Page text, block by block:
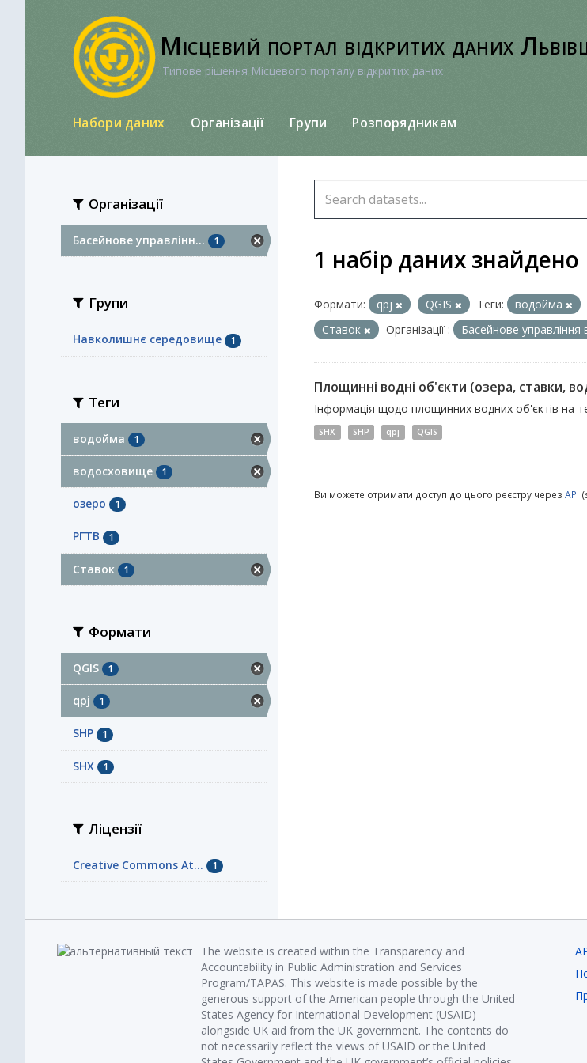
Місцевий портал відкритих даних
Типове рішення Місцевого порталу відкритих даних
Набори даних Організації Групи Розпорядникам
Організації
Басейнове управлінн... 1
Групи
Навколишнє середовище 1
Теги
водойма 1
водосховище 1
озеро 1
РГТВ 1
Ставок 1
Формати
QGIS 1
qpj 1
SHP 1
SHX 1
Ліцензії
Creative Commons At... 1
1 набір даних знайдено
Формати: qpj QGIS Теги: водойма
Ставок
Організації : Басейнове управління
Площинні водні об'єкти (озера, ставки,
Інформація щодо площинних водних об'єктів на
SHX SHP qpj QGIS
Ви можете отримати доступ до цього реєстру через API
The website is created within the Transparency and
Accountability in Public Administration and Services
Program/TAPAS. This website is made possible by the
generous support of the American people through the United
States Agency for International Development (USAID)
alongside UK aid from the UK government. The contents do
not necessarily reflect the views of USAID or the United